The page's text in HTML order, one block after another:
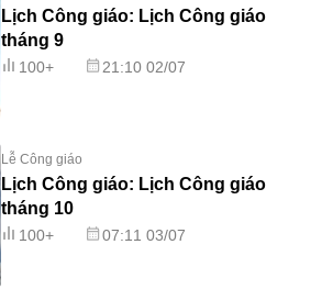
Lịch Công giáo: Lịch Công giáo
tháng 9
100+ 21:10 02/07
Lễ Công giáo
Lịch Công giáo: Lịch Công giáo
tháng 10
100+ 07:11 03/07